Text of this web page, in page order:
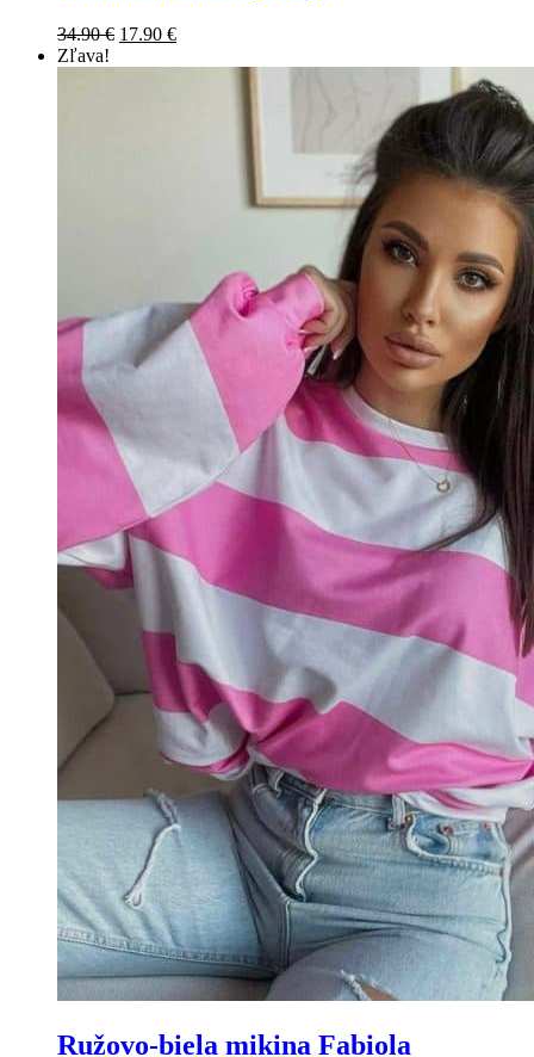
34.90€ 17.90 €
Zľava!
Ružovo-biela mikina Fabiola